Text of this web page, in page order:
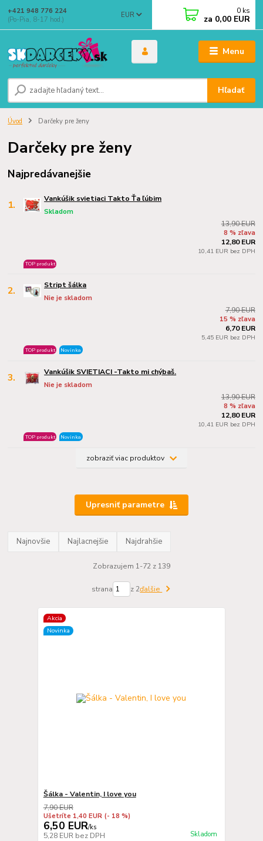
Menu
EUR
Hľadať
+421 948 776 224
(Po-Pia, 8-17 hod.)
0 ks
za 0,00 EUR
Úvod Darčeky pre ženy
Darčeky pre ženy
Najpredávanejšie
1. Vankúšik svietiaci Takto Ťa ľúbim
Skladom
TOP produkt
13,90 EUR
8 % zľava
12,80 EUR
10,41 EUR bez DPH
2. Stript šálka
Nie je skladom
TOP produkt Novinka
7,90 EUR
15 % zľava
6,70 EUR
5,45 EUR bez DPH
3. Vankúšik SVIETIACI -Takto mi chýbaš.
Nie je skladom
TOP produkt Novinka
13,90 EUR
8 % zľava
12,80 EUR
10,41 EUR bez DPH
zobraziť viac produktov
Upresniť parametre
Najnovšie Najlacnejšie Najdrahšie
Zobrazujem 1-72 z 139
strana z 2ďalšie
Akcia
Novinka
Šálka - Valentin, I love you
7,90 EUR
Ušetríte 1,40 EUR (- 18 %)
6,50 EUR/ks
5,28 EUR bez DPH Skladom